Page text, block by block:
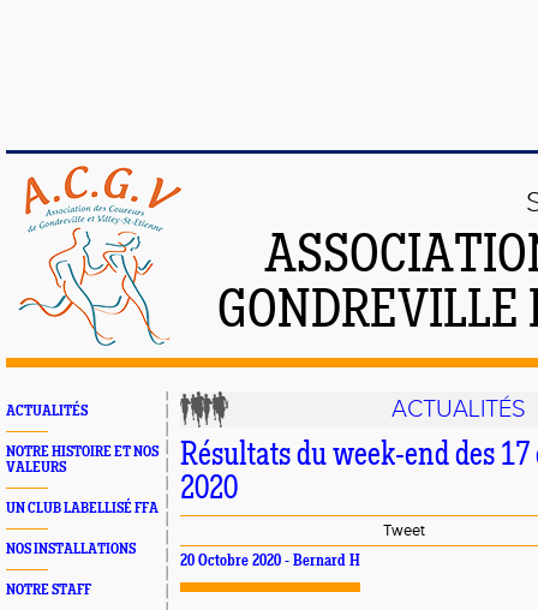
ACTUALITÉS
NOTRE HISTOIRE ET NOS
VALEURS
UN CLUB LABELLISÉ FFA
NOS INSTALLATIONS
NOTRE STAFF
ACTUALITÉS
Résultats du week-end des 17
2020
Tweet
20 Octobre 2020 - Bernard H